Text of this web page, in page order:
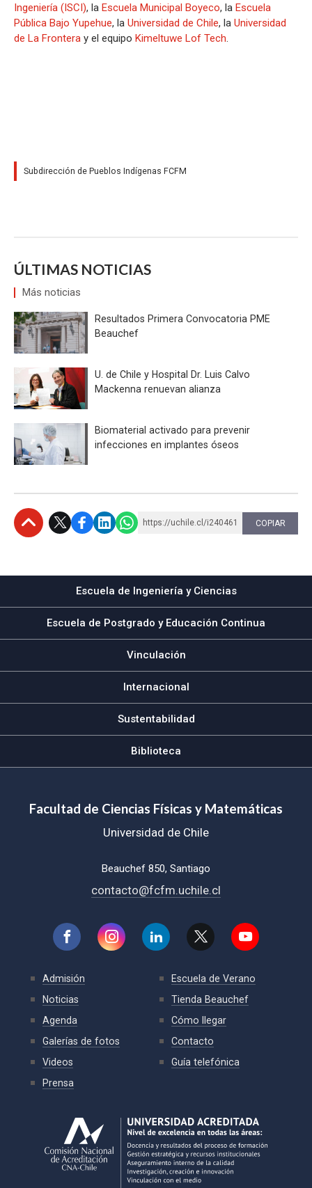
Ingeniería (ISCI), la Escuela Municipal Boyeco, la Escuela
Pública Bajo Yupehue, la Universidad de Chile, la Universidad
de La Frontera y el equipo Kimeltuwe Lof Tech.
Subdirección de Pueblos Indígenas FCFM
ÚLTIMAS NOTICIAS
Más noticias
Resultados Primera Convocatoria PME
Beauchef
U. de Chile y Hospital Dr. Luis Calvo
Mackenna renuevan alianza
Biomaterial activado para prevenir
infecciones en implantes óseos
https://uchile.cl/i240461 COPIAR
Escuela de Ingeniería y Ciencias
Escuela de Postgrado y Educación Continua
Vinculación
Internacional
Sustentabilidad
Biblioteca
Facultad de Ciencias Físicas y Matemáticas
Universidad de Chile
Beauchef 850, Santiago
contacto@fcfm.uchile.cl
Admisión
Noticias
Agenda
Galerías de fotos
Videos
Prensa
Escuela de Verano
Tienda Beauchef
Cómo llegar
Contacto
Guía telefónica